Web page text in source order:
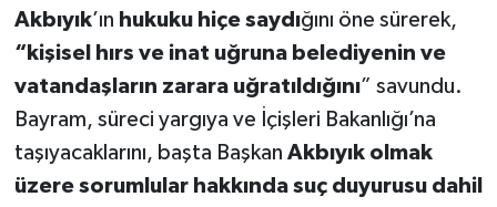
Akbıyık’ın hukuku hiçe saydığını öne sürerek,
“kişisel hırs ve inat uğruna belediyenin ve
vatandaşların zarara uğratıldığını” savundu.
Bayram, süreci yargıya ve İçişleri Bakanlığı’na
taşıyacaklarını, başta Başkan Akbıyık olmak
üzere sorumlular hakkında suç duyurusu dahil